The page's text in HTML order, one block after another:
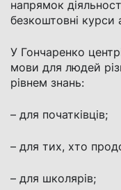
напрямок
безкоштовні курси
У Гончаренко
мови для людей
рівнем знань:
– для початківців;
– для тих, хто
– для школярів;